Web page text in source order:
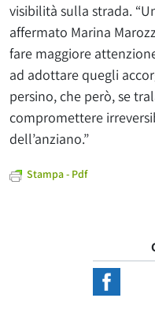
visibilità sulla strada.
affermato Marina
fare maggiore
ad adottare quegli
persino, che però, se
compromettere
dell’anziano.”
Stampa - Pdf